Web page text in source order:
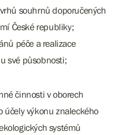
souhrnů doporučených
České republiky;
péče a realizace
své působnosti;
činnosti v oborech
účely výkonu znaleckého
systémů